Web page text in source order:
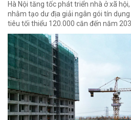
Hà Nội tăng tốc phát triển nhà ở xã
nhằm tạo dư địa giải ngân gói tín
tiêu tối thiểu 120.000 căn đến năm